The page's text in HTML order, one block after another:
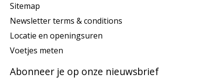
Sitemap
Newsletter terms & conditions
Locatie en openingsuren
Voetjes meten
Abonneer je op onze nieuwsbrief